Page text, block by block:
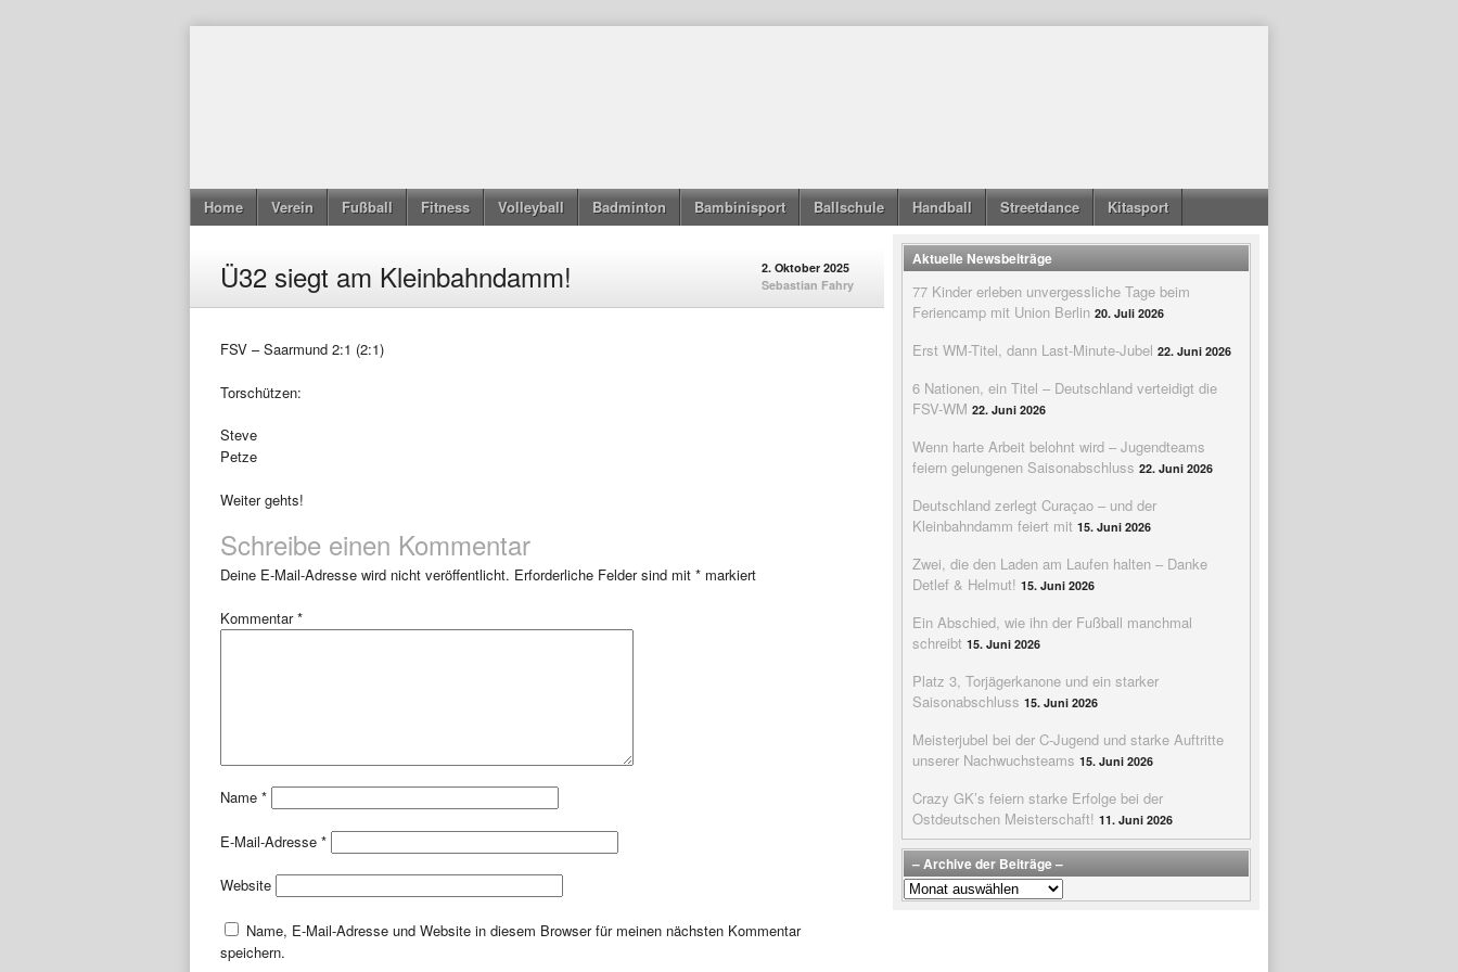
Home Verein Fußball Fitness Volleyball Badminton Bambinisport Ballschule Handball Streetdance Kitasport
Ü32 siegt am Kleinbahndamm!
2. Oktober 2025
Sebastian Fahry
FSV – Saarmund 2:1 (2:1)
Torschützen:
Steve
Petze
Weiter gehts!
Schreibe einen Kommentar
Deine E-Mail-Adresse wird nicht veröffentlicht. Erforderliche Felder sind mit * markiert
Kommentar*
Name *
E-Mail-Adresse *
Website
Name, E-Mail-Adresse und Website in diesem Browser für meinen nächsten Kommentar
speichern.
Aktuelle Newsbeiträge
77 Kinder erleben unvergessliche Tage beim
Feriencamp mit Union Berlin 20. Juli 2026
Erst WM-Titel, dann Last-Minute-Jubel 22. Juni 2026
6 Nationen, ein Titel – Deutschland verteidigt die
FSV-WM 22. Juni 2026
Wenn harte Arbeit belohnt wird – Jugendteams
feiern gelungenen Saisonabschluss 22. Juni 2026
Deutschland zerlegt Curaçao – und der
Kleinbahndamm feiert mit 15. Juni 2026
Zwei, die den Laden am Laufen halten – Danke
Detlef & Helmut! 15. Juni 2026
Ein Abschied, wie ihn der Fußball manchmal
schreibt 15. Juni 2026
Platz 3, Torjägerkanone und ein starker
Saisonabschluss 15. Juni 2026
Meisterjubel bei der C-Jugend und starke Auftritte
unserer Nachwuchsteams 15. Juni 2026
Crazy GK’s feiern starke Erfolge bei der
Ostdeutschen Meisterschaft! 11. Juni 2026
– Archive der Beiträge –
–
Archive